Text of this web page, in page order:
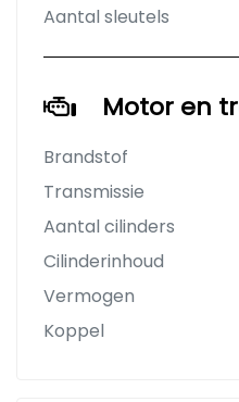
Aantal sleutels
Motor en
Brandstof
Transmissie
Aantal cilinders
Cilinderinhoud
Vermogen
Koppel